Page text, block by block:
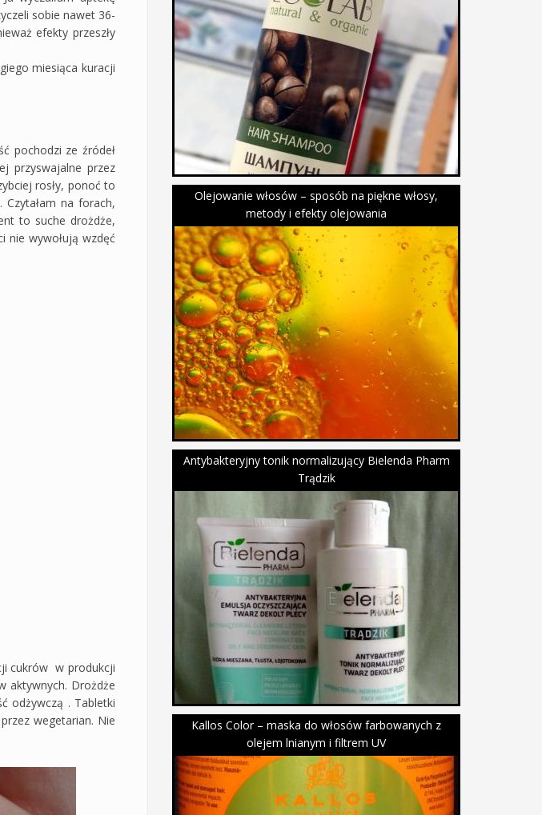
sobie nawet 36-
efekty przeszły
miesiąca kuracji
pochodzi ze źródeł
przyswajalne przez
rosły, ponoć to
na forach,
to suche drożdże,
nie wywołują wzdęć
cukrów w produkcji
aktywnych. Drożdże
odżywczą . Tabletki
wegetarian. Nie
Olejowanie włosów – sposób na piękne włosy,
metody i efekty olejowania
Antybakteryjny tonik normalizujący Bielenda Pharm
Trądzik
Kallos Color – maska do włosów farbowanych z
olejem lnianym i filtrem UV